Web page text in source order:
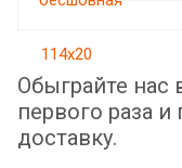
Обыграйте нас
первого раза и
доставку.